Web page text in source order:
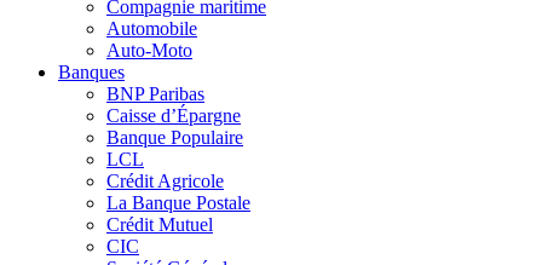
Compagnie maritime
Automobile
Auto-Moto
Banques
BNP Paribas
Caisse d’Épargne
Banque Populaire
LCL
Crédit Agricole
La Banque Postale
Crédit Mutuel
CIC